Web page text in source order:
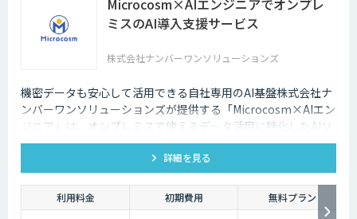
シナリオ型チャットボットにはAIが搭載されていないため、「Aという単
語が含まれていたらBを返答する」といったルールを人間が事前に設定し
ておかなければなりません。また、AI型のように学習を重ねていくわけで
もないため、不適切な返答が行われてしまう場合には、担当者が自ら修正
企業がチャットボットを導入するメリットは以下3つが挙げられます。
・24時間365日対応できる
チャットボットを導入することで得られる最大のメリットは、24時間365
日対応できるという点です。スマートフォンの普及に伴い、ユーザーはい
つでもインターネット検索を行えるようになりました。そのため現在は、
深夜に「この商品についてもっと詳しく知りたい」と思い立つケースも少
なくないのです。
Microcosm×AIエンジニアでオンプレ
ミスのAI導入支援サービス
株式会社ナンバーワンソリューションズ
機密データも安心して活用できる自社専用のAI基盤株式会社ナ
ンバーワンソリューションズが提供する「Microcosm×AIエン
ジニア」は、オンプレミスで使えるデータ活用に特化したAIソ
リューションをAIエンジニアが貴社の課題に合わせてカスタマ
イズするサービスです。社内に眠るデータを「会社の資産」と
して生まれ変わらせることができます。
詳細を見る
利用料金 初期費用
無料プラン